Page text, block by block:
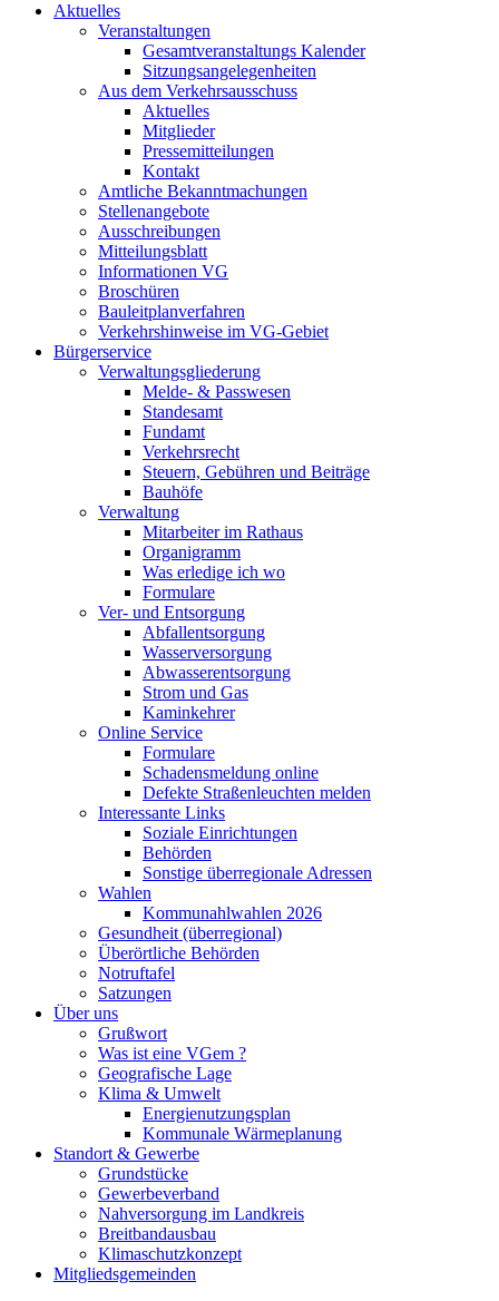
Aktuelles
Veranstaltungen
Gesamtveranstaltungs Kalender
Sitzungsangelegenheiten
Aus dem Verkehrsausschuss
Aktuelles
Mitglieder
Pressemitteilungen
Kontakt
Amtliche Bekanntmachungen
Stellenangebote
Ausschreibungen
Mitteilungsblatt
Informationen VG
Broschüren
Bauleitplanverfahren
Verkehrshinweise im VG-Gebiet
Bürgerservice
Verwaltungsgliederung
Melde- & Passwesen
Standesamt
Fundamt
Verkehrsrecht
Steuern, Gebühren und Beiträge
Bauhöfe
Verwaltung
Mitarbeiter im Rathaus
Organigramm
Was erledige ich wo
Formulare
Ver- und Entsorgung
Abfallentsorgung
Wasserversorgung
Abwasserentsorgung
Strom und Gas
Kaminkehrer
Online Service
Formulare
Schadensmeldung online
Defekte Straßenleuchten melden
Interessante Links
Soziale Einrichtungen
Behörden
Sonstige überregionale Adressen
Wahlen
Kommunahlwahlen 2026
Gesundheit (überregional)
Überörtliche Behörden
Notruftafel
Satzungen
Über uns
Grußwort
Was ist eine VGem ?
Geografische Lage
Klima & Umwelt
Energienutzungsplan
Kommunale Wärmeplanung
Standort & Gewerbe
Grundstücke
Gewerbeverband
Nahversorgung im Landkreis
Breitbandausbau
Klimaschutzkonzept
Mitgliedsgemeinden